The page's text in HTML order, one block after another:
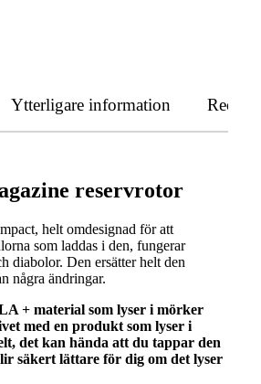
Ytterligare information
reservrotor
helt omdesignad för att
som laddas i den, fungerar
diabolor. Den ersätter helt den
några ändringar.
+ material som lyser i mörker
med en produkt som lyser i
det kan hända att du tappar den
säkert lättare för dig om det lyser